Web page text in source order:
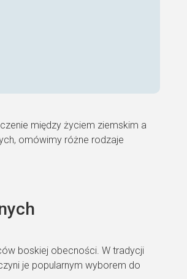
między życiem ziemskim a
omówimy różne rodzaje
boskiej obecności. W tradycji
je popularnym wyborem do